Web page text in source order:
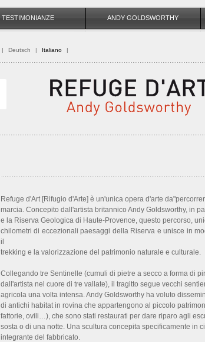
TESTIMONIANZE ANDY GOLDSWORTHY
| Deutsch | Italiano |
Refuge d'Art [Rifugio d'Arte] è un'unica opera d'arte
marcia. Concepito dall'artista britannico Andy Goldsworthy, in
e la Riserva Geologica di Haute-Provence, questo percorso,
chilometri di eccezionali paesaggi della Riserva e unisce in
il
trekking e la valorizzazione del patrimonio naturale e culturale.
Collegando tre Sentinelle (cumuli di pietre a secco a forma di
dall'artista nel cuore di tre vallate), il tragitto segue vecchi
agricola una volta intensa. Andy Goldsworthy ha voluto
di antichi habitat in rovina che appartengono al piccolo
fattorie, ovili…), che sono stati restaurati per dare riparo agli
sosta o di una notte. Una scultura concepita specificamente in
integrante del fabbricato.